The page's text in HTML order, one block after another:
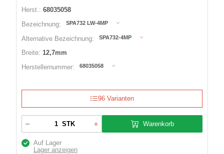
Herst.: 68035058
Bezeichnung:
SPA732 LW-4MP
Alternative Bezeichnung: SPA732-4MP
Breite: 12,7mm
Herstellernummer:
68035058
96 Varianten
STK Warenkorb
Auf Lager
Lager anzeigen